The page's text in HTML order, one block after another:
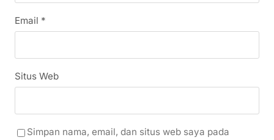
Email *
Situs Web
Simpan nama, email, dan situs web saya pada